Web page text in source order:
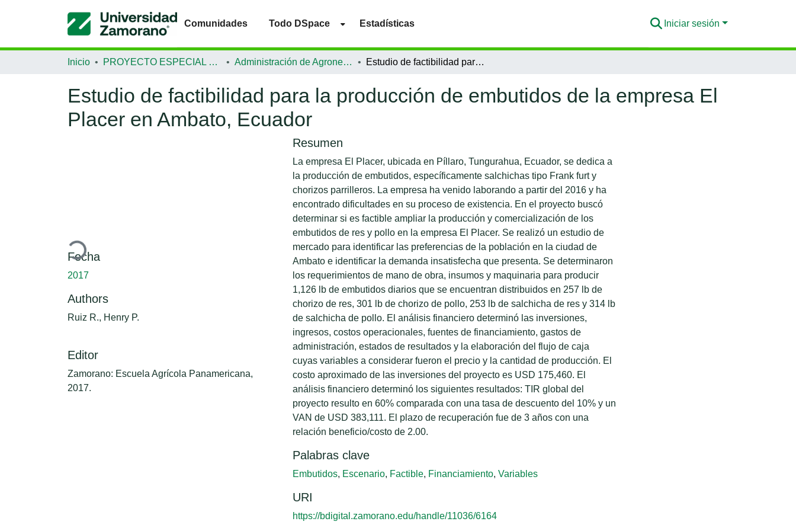
Comunidades Todo DSpace Estadísticas Iniciar sesión
Inicio PROYECTO ESPECIAL DE GRADUACIÓN Administración de Agronegocios Estudio de factibilidad para la producción de embutidos de la empresa El Placer en Ambato, Ecuador
Estudio de factibilidad para la producción de embutidos de la empresa El
Placer en Ambato, Ecuador
Cargando...
Fecha
2017
Authors
Ruiz R., Henry P.
Editor
Zamorano: Escuela Agrícola Panamericana,
2017.
Resumen
La empresa El Placer, ubicada en Píllaro, Tungurahua, Ecuador, se dedica a
la producción de embutidos, específicamente salchichas tipo Frank furt y
chorizos parrilleros. La empresa ha venido laborando a partir del 2016 y ha
encontrado dificultades en su proceso de existencia. En el proyecto buscó
determinar si es factible ampliar la producción y comercialización de los
embutidos de res y pollo en la empresa El Placer. Se realizó un estudio de
mercado para identificar las preferencias de la población en la ciudad de
Ambato e identificar la demanda insatisfecha que presenta. Se determinaron
los requerimientos de mano de obra, insumos y maquinaria para producir
1,126 lb de embutidos diarios que se encuentran distribuidos en 257 lb de
chorizo de res, 301 lb de chorizo de pollo, 253 lb de salchicha de res y 314 lb
de salchicha de pollo. El análisis financiero determinó las inversiones,
ingresos, costos operacionales, fuentes de financiamiento, gastos de
administración, estados de resultados y la elaboración del flujo de caja
cuyas variables a considerar fueron el precio y la cantidad de producción. El
costo aproximado de las inversiones del proyecto es USD 175,460. El
análisis financiero determinó los siguientes resultados: TIR global del
proyecto resulto en 60% comparada con una tasa de descuento del 10% y un
VAN de USD 383,111. El plazo de recuperación fue de 3 años con una
relación beneficio/costo de 2.00.
Palabras clave
Embutidos, Escenario, Factible, Financiamiento, Variables
URI
https://bdigital.zamorano.edu/handle/11036/6164